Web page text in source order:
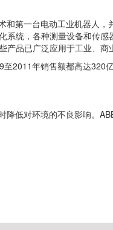
第一台电动工业机器人，
统，各种测量设备和传
产品已广泛应用于工业、商
2011年销售额都高达320
低对环境的不良影响。